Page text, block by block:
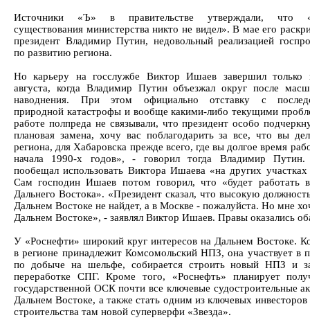
Источники «Ъ» в правительстве утверждали, что
существования министерства никто не видел». В мае его
президент Владимир Путин, недовольный реализацией
по развитию региона.
Но карьеру на госслужбе Виктор Ишаев завершил только
августа, когда Владимир Путин объезжал округ после
наводнения. При этом официально отставку с
природной катастрофы и вообще какими-либо текущими
работе полпреда не связывали, что президент особо
плановая замена, хочу вас поблагодарить за все, что вы
региона, для Хабаровска прежде всего, где вы долгое время
начала 1990-х годов», - говорил тогда Владимир
пообещал использовать Виктора Ишаева «на других участках
Сам господин Ишаев потом говорил, что «будет работать
Дальнего Востока». «Президент сказал, что высокую
Дальнем Востоке не найдет, а в Москве - пожалуйста. Но мне
Дальнем Востоке», - заявлял Виктор Ишаев. Правы оказались
У «Роснефти» широкий круг интересов на Дальнем Востоке.
в регионе принадлежит Комсомольский НПЗ, она участвует в
по добыче на шельфе, собирается строить новый НПЗ и
переработке СПГ. Кроме того, «Роснефть» планирует
государственной ОСК почти все ключевые судостроительные
Дальнем Востоке, а также стать одним из ключевых инвесторов
строительства там новой суперверфи «Звезда».